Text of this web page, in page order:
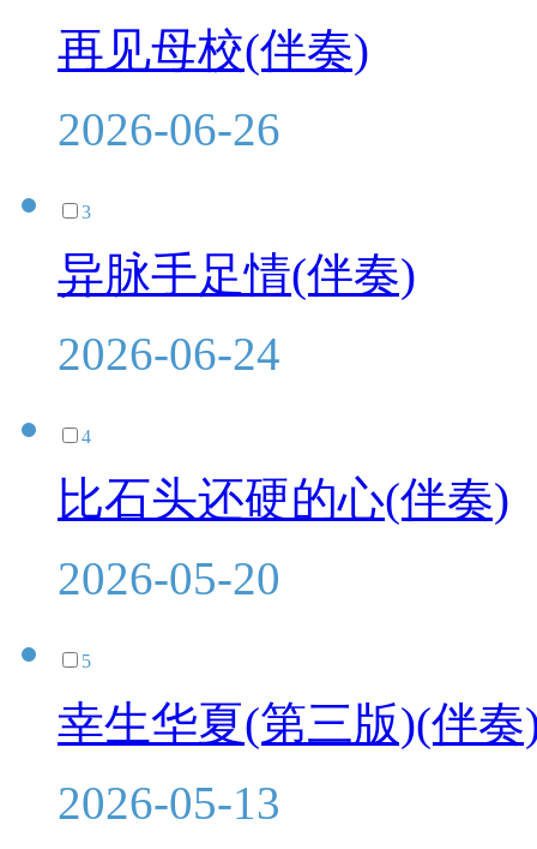
再见母校(伴奏)
2026-06-26
3
异脉手足情(伴奏)
2026-06-24
4
比石头还硬的心(伴奏)
2026-05-20
5
幸生华夏(第三版)(伴奏
2026-05-13